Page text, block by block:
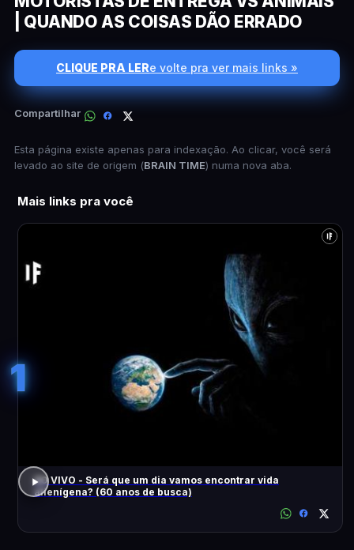
| QUANDO AS COISAS DÃO ERRADO
CLIQUE PRA LERe volte pra ver mais links »
Compartilhar
Esta página existe apenas para indexação. Ao clicar, você será
levado ao site de origem (BRAIN TIME) numa nova aba.
Mais links pra você
1
AO VIVO - Será que um dia vamos encontrar vida
alienígena? (60 anos de busca)